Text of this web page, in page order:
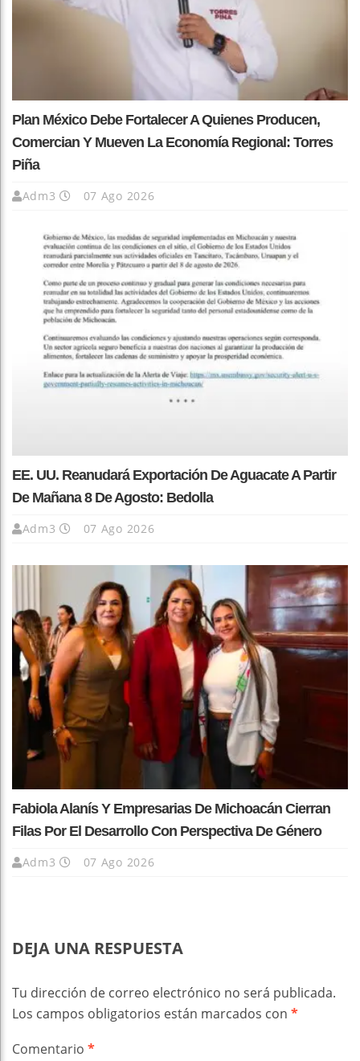
Plan México Debe Fortalecer A Quienes Producen,
Comercian Y Mueven La Economía Regional: Torres
Piña
Adm3 07 Ago 2026
EE. UU. Reanudará Exportación De Aguacate A Partir
De Mañana 8 De Agosto: Bedolla
Adm3 07 Ago 2026
Fabiola Alanís Y Empresarias De Michoacán Cierran
Filas Por El Desarrollo Con Perspectiva De Género
Adm3 07 Ago 2026
DEJA UNA RESPUESTA
Tu dirección de correo electrónico no será publicada.
Los campos obligatorios están marcados con *
Comentario *